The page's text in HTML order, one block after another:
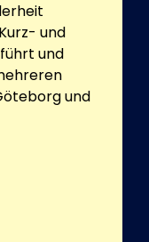
und
und
und